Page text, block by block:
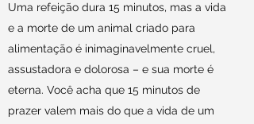
Uma refeição dura 15 minutos, mas a vida
e a morte de um animal criado para
alimentação é inimaginavelmente cruel,
assustadora e dolorosa – e sua morte é
eterna. Você acha que 15 minutos de
prazer valem mais do que a vida de um